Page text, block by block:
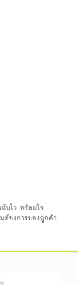
บไว พร้อมใจ
ต้องการของลูกค้า